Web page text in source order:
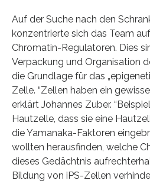
Auf der Suche nach den
konzentrierte sich das Team
Chromatin-Regulatoren. Dies
Verpackung und Organisation
die Grundlage für das
Zelle. “Zellen haben ein
erklärt Johannes Zuber.
Hautzelle, dass sie eine
die Yamanaka-Faktoren
wollten herausfinden, welche
dieses Gedächtnis
Bildung von iPS-Zellen